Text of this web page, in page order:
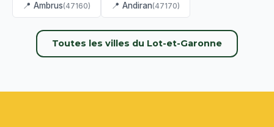
📍 Ambrus(47160) 📍 Andiran(47170)
Toutes les villes du Lot-et-Garonne